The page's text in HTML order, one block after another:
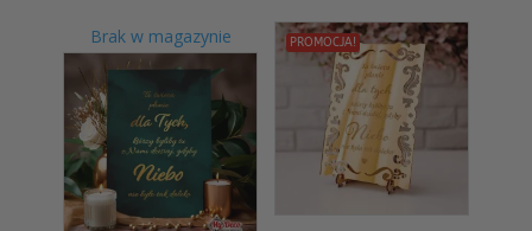
Brak w magazynie PROMOCJA!